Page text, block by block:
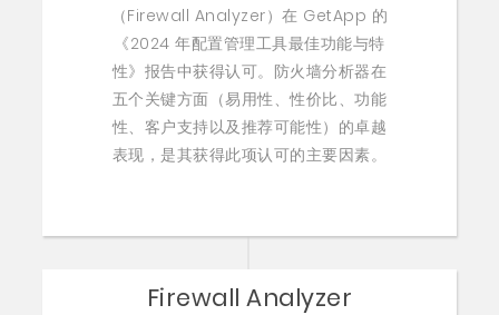
（Firewall Analyzer）在 GetApp 的
《2024 年配置管理工具最佳功能与特
性》报告中获得认可。防火墙分析器在
五个关键方面（易用性、性价比、功能
性、客户支持以及推荐可能性）的卓越
表现，是其获得此项认可的主要因素。
Firewall Analyzer